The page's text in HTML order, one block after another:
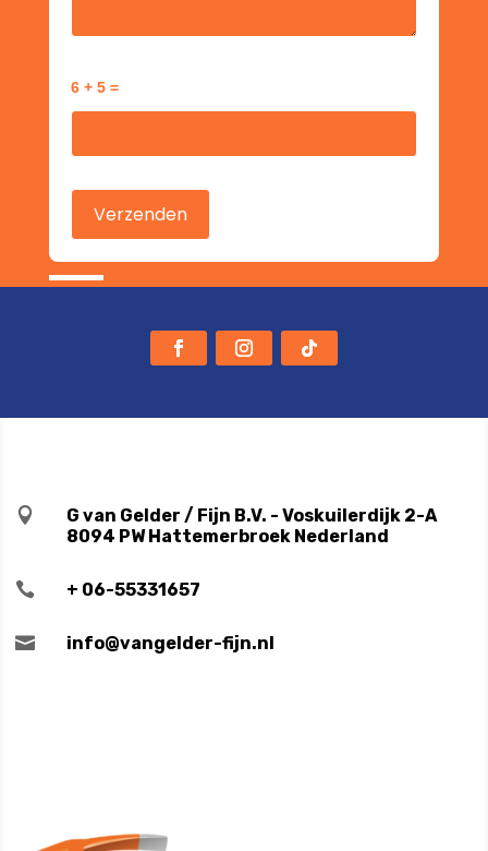
6 + 5 =

G van Gelder / Fijn B.V. - Voskuilerdijk 2-A
8094 PW Hattemerbroek Nederland
 + 06-55331657
 info@vangelder-fijn.nl